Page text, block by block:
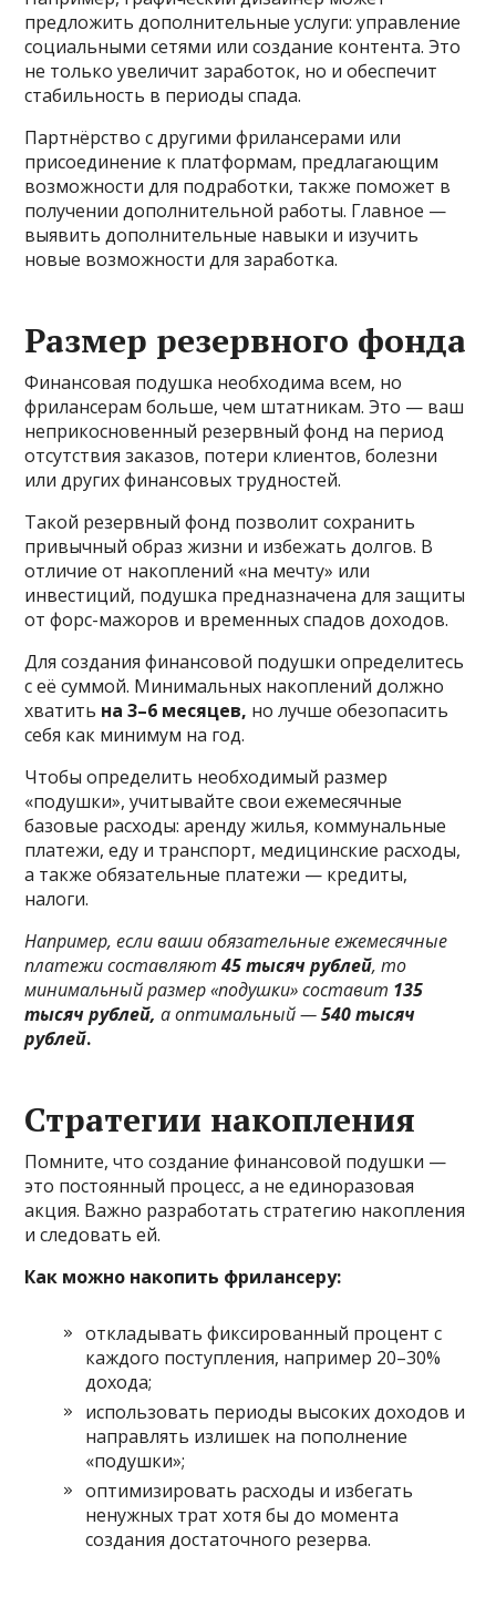
предложить дополнительные услуги: управление
социальными сетями или создание контента. Это
не только увеличит заработок, но и обеспечит
стабильность в периоды спада.
Партнёрство с другими фрилансерами или
присоединение к платформам, предлагающим
возможности для подработки, также поможет в
получении дополнительной работы. Главное —
выявить дополнительные навыки и изучить
новые возможности для заработка.
Размер резервного фонда
Финансовая подушка необходима всем, но
фрилансерам больше, чем штатникам. Это — ваш
неприкосновенный резервный фонд на период
отсутствия заказов, потери клиентов, болезни
или других финансовых трудностей.
Такой резервный фонд позволит сохранить
привычный образ жизни и избежать долгов. В
отличие от накоплений «на мечту» или
инвестиций, подушка предназначена для защиты
от форс-мажоров и временных спадов доходов.
Для создания финансовой подушки определитесь
с её суммой. Минимальных накоплений должно
хватить на 3–6 месяцев, но лучше обезопасить
себя как минимум на год.
Чтобы определить необходимый размер
«подушки», учитывайте свои ежемесячные
базовые расходы: аренду жилья, коммунальные
платежи, еду и транспорт, медицинские расходы,
а также обязательные платежи — кредиты,
налоги.
Например, если ваши обязательные ежемесячные
платежи составляют45 тысяч рублей, то
минимальный размер «подушки» составит 135
тысяч рублей, а оптимальный —540 тысяч
рублей.
Стратегии накопления
Помните, что создание финансовой подушки —
это постоянный процесс, а не единоразовая
акция. Важно разработать стратегию накопления
и следовать ей.
Как можно накопить фрилансеру:
откладывать фиксированный процент с
каждого поступления, например 20–30%
дохода;
использовать периоды высоких доходов и
направлять излишек на пополнение
«подушки»;
оптимизировать расходы и избегать
ненужных трат хотя бы до момента
создания достаточного резерва.